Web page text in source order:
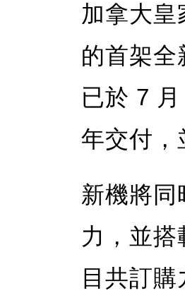
加拿大
的首架
已於 7
年交付，
新機將
力，並
目共訂